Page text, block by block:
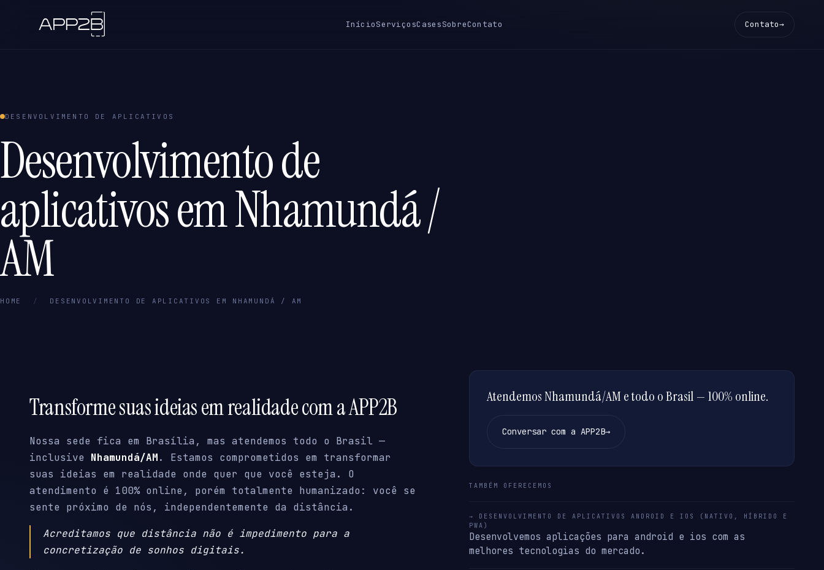
InícioServiçosCasesSobreContato Contato→
DESENVOLVIMENTO DE APLICATIVOS
Desenvolvimento de
aplicativos em Nhamundá /
AM
HOME / DESENVOLVIMENTO DE APLICATIVOS EM NHAMUNDÁ / AM
Transforme suas ideias em realidade com a APP2B
Nossa sede fica em Brasília, mas atendemos todo o Brasil —
inclusive Nhamundá/AM. Estamos comprometidos em transformar
suas ideias em realidade onde quer que você esteja. O
atendimento é 100% online, porém totalmente humanizado: você se
sente próximo de nós, independentemente da distância.
Acreditamos que distância não é impedimento para a
concretização de sonhos digitais.
Atendemos Nhamundá/AM e todo o Brasil — 100% online.
Conversar com a APP2B→
TAMBÉM OFERECEMOS
→ DESENVOLVIMENTO DE APLICATIVOS ANDROID E IOS (NATIVO, HÍBRIDO E
PWA)
Desenvolvemos aplicações para android e ios com as
melhores tecnologias do mercado.